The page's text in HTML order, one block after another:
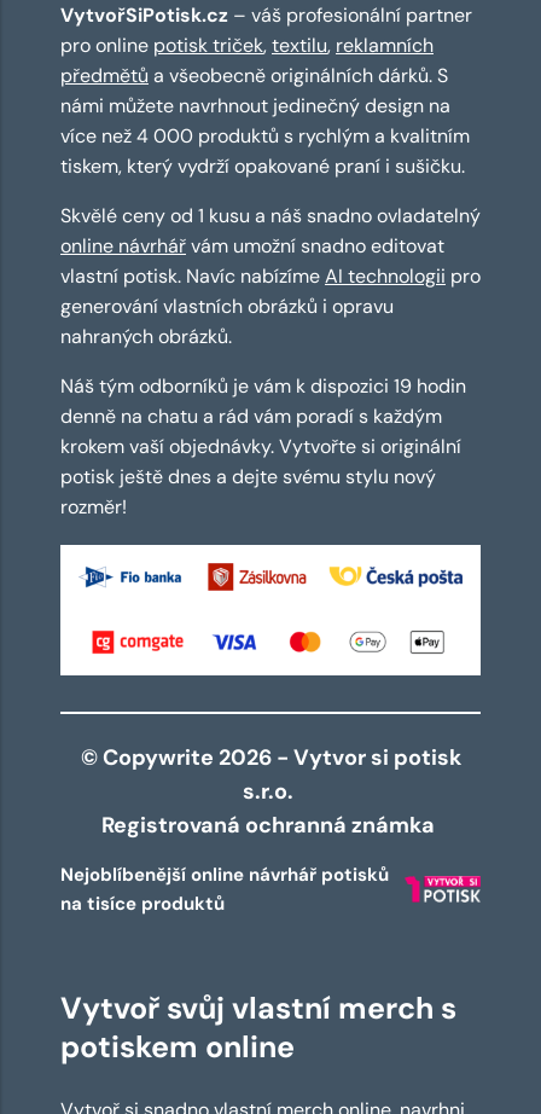
VytvořSiPotisk.cz – váš profesionální partner
pro online potisk triček,textilu, reklamních
předmětů a všeobecně originálních dárků. S
námi můžete navrhnout jedinečný design na
více než 4 000 produktů s rychlým a kvalitním
tiskem, který vydrží opakované praní i sušičku.
Skvělé ceny od 1 kusu a náš snadno ovladatelný
online návrhářvám umožní snadno editovat
vlastní potisk. Navíc nabízímeAI technologii pro
generování vlastních obrázků i opravu
nahraných obrázků.
Náš tým odborníků je vám k dispozici 19 hodin
denně na chatu a rád vám poradí s každým
krokem vaší objednávky. Vytvořte si originální
potisk ještě dnes a dejte svému stylu nový
rozměr!
© Copywrite 2026 - Vytvor si potisk
s.r.o.
Registrovaná ochranná známka
Nejoblíbenější online návrhář potisků
na tisíce produktů
Vytvoř svůj vlastní merch s
potiskem online